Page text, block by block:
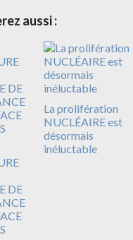
aussi :
DE
La prolifération
NUCLÉAIRE est
désormais
inéluctable